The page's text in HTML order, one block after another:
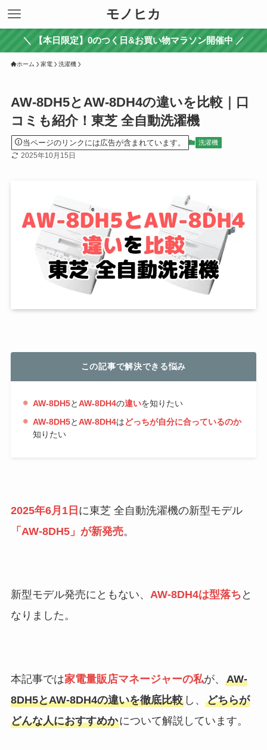
モノヒカ
＼ 【本日限定】0のつく日&お買い物マラソン開催中 ／
ホーム 家電 洗濯機
AW-8DH5とAW-8DH4の違いを比較｜口
コミも紹介！東芝 全自動洗濯機
当ページのリンクには広告が含まれています。 洗濯機
2025年10月15日
この記事で解決できる悩み
AW-8DH5とAW-8DH4の違いを知りたい
AW-8DH5とAW-8DH4はどっちが自分に合っているのか
知りたい
2025年6月1日 に東芝 全自動洗濯機の新型モデル
「AW-8DH5」が新発売。
新型モデル発売にともない、 AW-8DH4は型落ち と
なりました。
本記事では家電量販店マネージャーの私が、 AW-
8DH5とAW-8DH4の違いを徹底比較し、 どちらが
どんな人におすすめかについて解説しています。